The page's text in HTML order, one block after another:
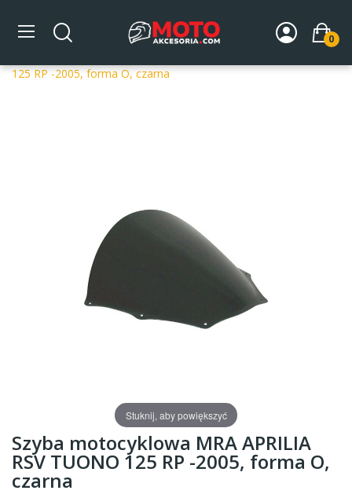
0
Strona główna DLA MOTOCYKLA Szyby
Szyby
125 RP -2005, forma O, czarna
Stuknij, aby powiększyć
Szyba motocyklowa MRA APRILIA
RSV TUONO 125 RP -2005, forma O,
czarna